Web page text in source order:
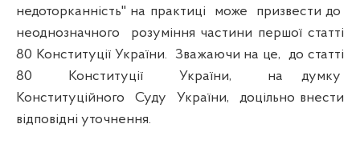
недоторканність" на практиці може призвести до
неоднозначного розуміння частини першої статті
80 Конституції України. Зважаючи на це, до статті
80 Конституції України, на думку
Конституційного Суду України, доцільно внести
відповідні уточнення.